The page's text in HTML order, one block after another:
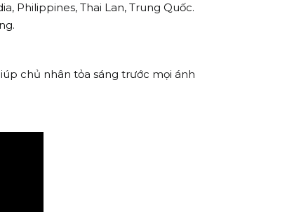
Philippines, Thai Lan, Trung Quốc.
chủ nhân tỏa sáng trước mọi ánh